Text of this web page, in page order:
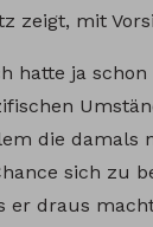
zeigt, mit
hatte ja
die damals
sich zu
er draus